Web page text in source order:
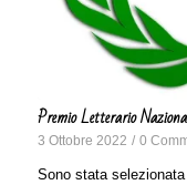
Premio Letterario
3 Ottobre 2022 / 0
Sono stata